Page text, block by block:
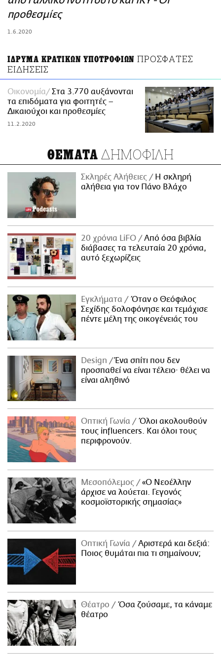
ΑΜΠΑ
προθεσμίες
1.6.2020
ΙΔΡΥΜΑ ΚΡΑΤΙΚΩΝ ΥΠΟΤΡΟΦΙΩΝ ΠΡΟΣΦΑΤΕΣ
ΕΙΔΗΣΕΙΣ
Οικονομία
Στα 3.770 αυξάνονται
τα επιδόματα για φοιτητές –
Δικαιούχοι και προθεσμίες
11.2.2020
ΘΕΜΑΤΑ ΔΗΜΟΦΙΛΗ
Σκληρές Αλήθειες
H σκληρή
αλήθεια για τον Πάνο Βλάχο
20 χρόνια LiFO
Από όσα βιβλία
διάβασες τα τελευταία 20 χρόνια,
αυτό ξεχωρίζεις
Εγκλήματα
Όταν ο Θεόφιλος
Σεχίδης δολοφόνησε και τεμάχισε
πέντε μέλη της οικογένειάς του
Design
Ένα σπίτι που δεν
προσπαθεί να είναι τέλειο· θέλει να
είναι αληθινό
Οπτική Γωνία
Όλοι ακολουθούν
τους influencers. Και όλοι τους
περιφρονούν.
Μεσοπόλεμος
«Ο Νεοέλλην
άρχισε να λούεται. Γεγονός
κοσμοϊστορικής σημασίας»
Οπτική Γωνία
Αριστερά και δεξιά:
Ποιος θυμάται πια τι σημαίνουν;
Θέατρο
Όσα ζούσαμε, τα κάναμε
θέατρο